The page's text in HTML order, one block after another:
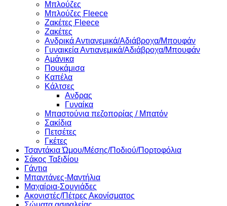
Μπλούζες
Μπλούζες Fleece
Ζακέτες Fleece
Ζακέτες
Ανδρικά Αντιανεμικά/Αδιάβροχα/Μπουφάν
Γυναικεία Αντιανεμικά/Αδιάβροχα/Μπουφάν
Αμάνικα
Πουκάμισα
Καπέλα
Κάλτσες
Ανδρας
Γυναίκα
Μπαστούνια πεζοπορίας / Μπατόν
Σακίδια
Πετσέτες
Γκέτες
Τσαντάκια Ώμου/Μέσης/Ποδιού/Πορτοφόλια
Σάκος Ταξιδίου
Γάντια
Μπαντάνες-Μαντήλια
Μαχαίρια-Σουγιάδες
Ακονιστές/Πέτρες Ακονίσματος